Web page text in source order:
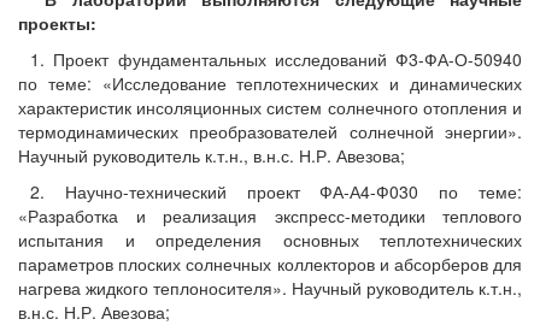
проекты:
1. Проект фундаментальных исследований Ф3-ФА-О-50940
по теме: «Исследование теплотехнических и динамических
характеристик инсоляционных систем солнечного отопления и
термодинамических преобразователей солнечной энергии».
Научный руководитель к.т.н., в.н.с. Н.Р. Авезова;
2. Научно-технический проект ФА-А4-Ф030 по теме:
«Разработка и реализация экспресс-методики теплового
испытания и определения основных теплотехнических
параметров плоских солнечных коллекторов и абсорберов для
нагрева жидкого теплоносителя». Научный руководитель к.т.н.,
в.н.с. Н.Р. Авезова;